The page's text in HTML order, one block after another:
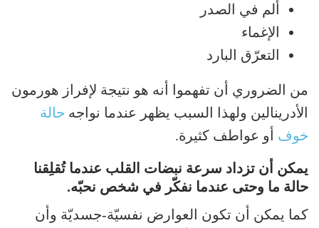
ألم في الصدر
الإغماء
التعرّق البارد
من الضروري أن تفهموا أنه هو نتيجة لإفراز هورمون
الأدرينالين ولهذا السبب يظهر عندما نواجه حالة
خوف أو عواطف كثيرة.
يمكن أن تزداد سرعة نبضات القلب عندما تُقلِقنا
حالة ما وحتى عندما نفكّر في شخص نحبّه.
كما يمكن أن تكون العوارض نفسيّة-جسديّة وأن